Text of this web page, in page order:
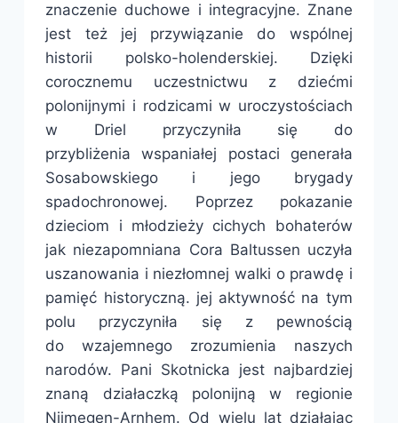
znaczenie duchowe i integracyjne. Znane
jest też jej przywiązanie do wspólnej
historii polsko-holenderskiej. Dzięki
corocznemu uczestnictwu z dziećmi
polonijnymi i rodzicami w uroczystościach
w Driel przyczyniła się do
przybliżenia wspaniałej postaci generała
Sosabowskiego i jego brygady
spadochronowej. Poprzez pokazanie
dzieciom i młodzieży cichych bohaterów
jak niezapomniana Cora Baltussen uczyła
uszanowania i niezłomnej walki o prawdę i
pamięć historyczną. jej aktywność na tym
polu przyczyniła się z pewnością
do wzajemnego zrozumienia naszych
narodów. Pani Skotnicka jest najbardziej
znaną działaczką polonijną w regionie
Nijmegen-Arnhem. Od wielu lat działając